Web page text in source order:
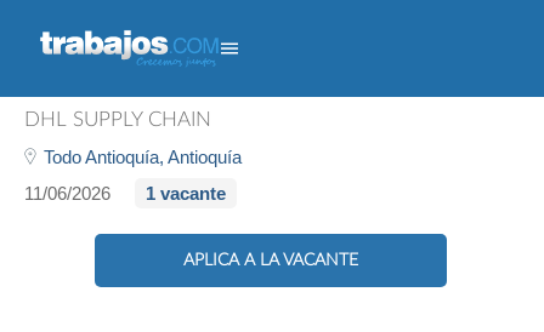
Analista De Mejoramiento
DHL SUPPLY CHAIN
Todo Antioquía, Antioquía
11/06/2026
1 vacante
APLICA A LA VACANTE